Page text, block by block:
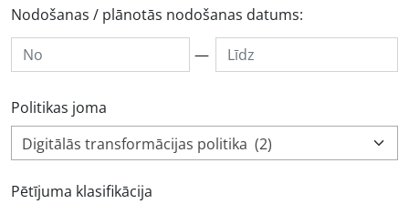
Nodošanas / plānotās nodošanas datums:
—
Politikas joma
Digitālās transformācijas politika (2)
Pētījuma klasifikācija